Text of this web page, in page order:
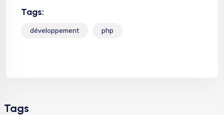
Tags:
développement php
Tags